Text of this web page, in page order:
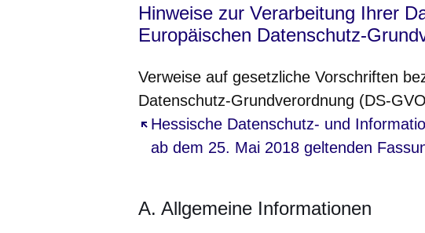
Hinweise zur Verarbeitung Ihrer
Europäischen Datenschutz-
Verweise auf gesetzliche Vorschriften
Datenschutz-Grundverordnung (DS-
Hessische Datenschutz- und
ab dem 25. Mai 2018 geltenden
Öffnet sich in einem neuen Fenster
A. Allgemeine Informationen